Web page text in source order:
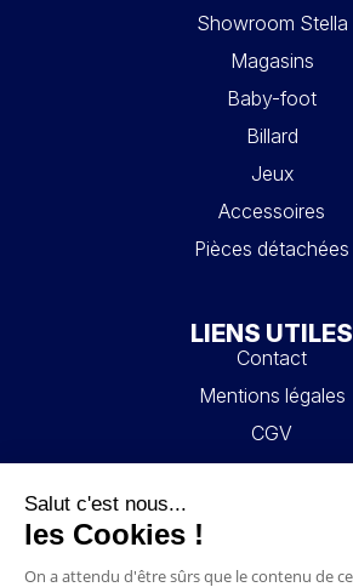
Showroom Stella
Magasins
Baby-foot
Billard
Jeux
Accessoires
Pièces détachées
LIENS UTILES
Contact
Mentions légales
CGV
Mon compte